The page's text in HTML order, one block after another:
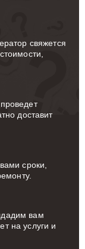
свяжется
доставит
сроки,
вам
на услуги и